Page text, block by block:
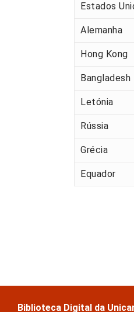
Estados
Alemanha
Hong Kong
Bangladesh
Letónia
Rússia
Grécia
Equador
Biblioteca Digital da